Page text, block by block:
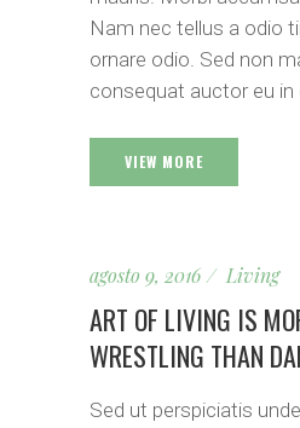
Nam nec tellus a odio
ornare odio. Sed non
consequat auctor eu in
VIEW MORE
agosto 9, 2016 Living
ART OF LIVING IS
WRESTLING THAN
Sed ut perspiciatis